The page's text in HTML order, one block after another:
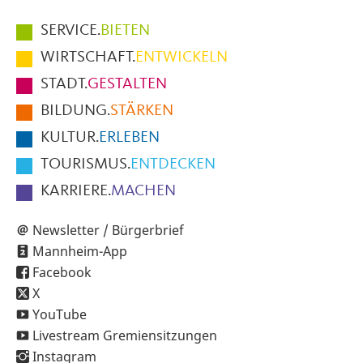
Hauptmenüpunkte
im
Fußbereich
der
Seite
SERVICE.BIETEN
WIRTSCHAFT.ENTWICKELN
STADT.GESTALTEN
BILDUNG.STÄRKEN
KULTUR.ERLEBEN
TOURISMUS.ENTDECKEN
KARRIERE.MACHEN
Newsletter / Bürgerbrief
Mannheim-App
Facebook
X
YouTube
Livestream Gremiensitzungen
Instagram